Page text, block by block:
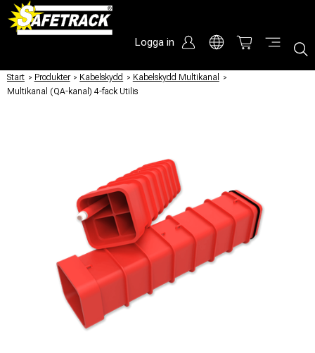
Logga in
Start / Produkter / Kabelskydd / Kabelskydd Multikanal
/
Multikanal (QA-kanal) 4-fack Utilis